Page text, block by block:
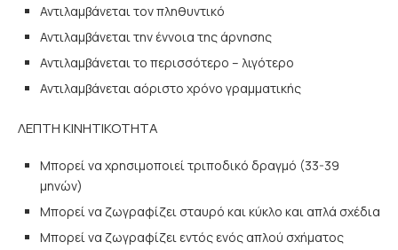
Αντιλαμβάνεται τον πληθυντικό
Αντιλαμβάνεται την έννοια της άρνησης
Αντιλαμβάνεται το περισσότερο – λιγότερο
Αντιλαμβάνεται αόριστο χρόνο γραμματικής
ΛΕΠΤΗ ΚΙΝΗΤΙΚΟΤΗΤΑ
Μπορεί να χρησιμοποιεί τριποδικό δραγμό (33-39
μηνών)
Μπορεί να ζωγραφίζει σταυρό και κύκλο και απλά σχέδια
Μπορεί να ζωγραφίζει εντός ενός απλού σχήματος